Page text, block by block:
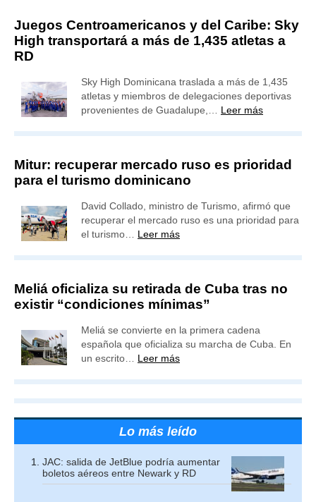
Juegos Centroamericanos y del Caribe: Sky
High transportará a más de 1,435 atletas a
RD
Sky High Dominicana traslada a más de 1,435
atletas y miembros de delegaciones deportivas
provenientes de Guadalupe,… Leer más
Mitur: recuperar mercado ruso es prioridad
para el turismo dominicano
David Collado, ministro de Turismo, afirmó que
recuperar el mercado ruso es una prioridad para
el turismo… Leer más
Meliá oficializa su retirada de Cuba tras no
existir “condiciones mínimas”
Meliá se convierte en la primera cadena
española que oficializa su marcha de Cuba. En
un escrito… Leer más
Lo más leído
JAC: salida de JetBlue podría aumentar
boletos aéreos entre Newark y RD